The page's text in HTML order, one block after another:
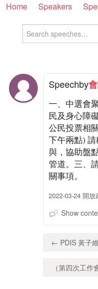
Home Speakers
Speechby
一、中選會
民及身心障
公民投票相
下午兩點)
與，協助盤
管道。三、
關事項。
2022-03-24 開
Show
← PDIS 黃子
（第四次工